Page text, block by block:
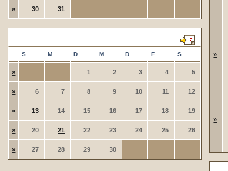
» 30 31
S M D M D F S
» 1 2 3 4 5
» 6 7 8 9 10 11 12
» 13 14 15 16 17 18 19
» 20 21 22 23 24 25 26
» 27 28 29 30
»
»